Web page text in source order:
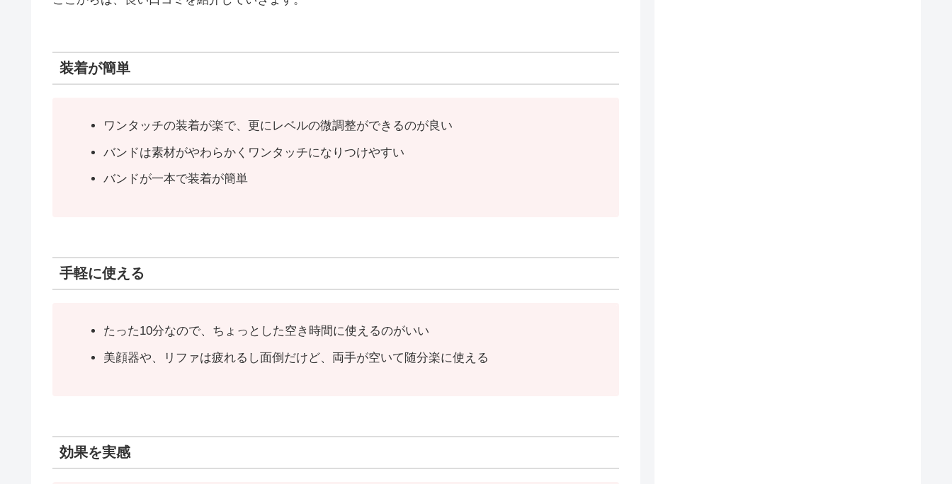
装着が簡単
ワンタッチの装着が楽で、更にレベルの微調整ができるのが良い
バンドは素材がやわらかくワンタッチになりつけやすい
バンドが一本で装着が簡単
手軽に使える
たった10分なので、ちょっとした空き時間に使えるのがいい
美顔器や、リファは疲れるし面倒だけど、両手が空いて随分楽に使える
効果を実感